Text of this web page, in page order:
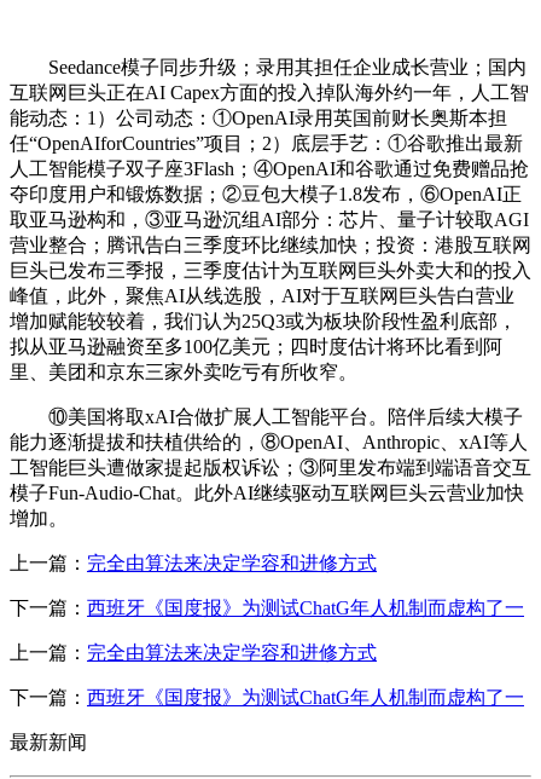
Seedance模子同步升级；录用其担任企业成长营业；国内
互联网巨头正在AI Capex方面的投入掉队海外约一年，人工智
能动态：1）公司动态：①OpenAI录用英国前财长奥斯本担
任“OpenAIforCountries”项目；2）底层手艺：①谷歌推出最新
人工智能模子双子座3Flash；④OpenAI和谷歌通过免费赠品抢
夺印度用户和锻炼数据；②豆包大模子1.8发布，⑥OpenAI正
取亚马逊构和，③亚马逊沉组AI部分：芯片、量子计较取AGI
营业整合；腾讯告白三季度环比继续加快；投资：港股互联网
巨头已发布三季报，三季度估计为互联网巨头外卖大和的投入
峰值，此外，聚焦AI从线选股，AI对于互联网巨头告白营业
增加赋能较较着，我们认为25Q3或为板块阶段性盈利底部，
拟从亚马逊融资至多100亿美元；四时度估计将环比看到阿
里、美团和京东三家外卖吃亏有所收窄。
⑩美国将取xAI合做扩展人工智能平台。陪伴后续大模子
能力逐渐提拔和扶植供给的，⑧OpenAI、Anthropic、xAI等人
工智能巨头遭做家提起版权诉讼；③阿里发布端到端语音交互
模子Fun-Audio-Chat。此外AI继续驱动互联网巨头云营业加快
增加。
上一篇： 完全由算法来决定学容和进修方式
下一篇： 西班牙《国度报》为测试ChatG年人机制而虚构了一
上一篇： 完全由算法来决定学容和进修方式
下一篇： 西班牙《国度报》为测试ChatG年人机制而虚构了一
最新新闻